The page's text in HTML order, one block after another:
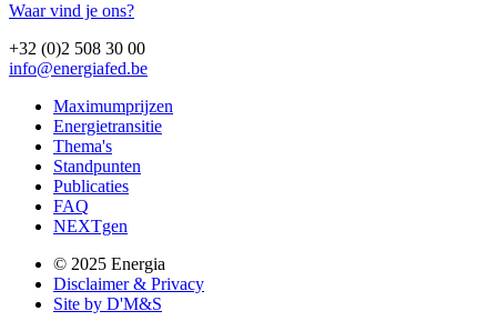
Waar vind je ons?
+32 (0)2 508 30 00
info@energiafed.be
Maximumprijzen
Energietransitie
Thema's
Standpunten
Publicaties
FAQ
NEXTgen
© 2025 Energia
Disclaimer & Privacy
Site by D'M&S